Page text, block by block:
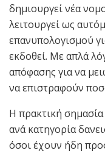
δημιουργεί νέα
λειτουργεί ως
επανυπολογισμού
εκδοθεί. Με απλά
απόφασης για να
να επιστραφούν
Η πρακτική
ανά κατηγορία
όσοι έχουν ήδη